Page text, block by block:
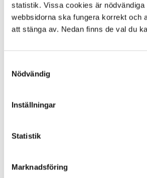
statistik. Vissa cookies är nödvändiga
webbsidorna ska fungera korrekt och
att stänga av. Nedan finns de val du
Nödvändig
Inställningar
Statistik
Marknadsföring
0456-82 20 06
mikael.persson@bromolla.se